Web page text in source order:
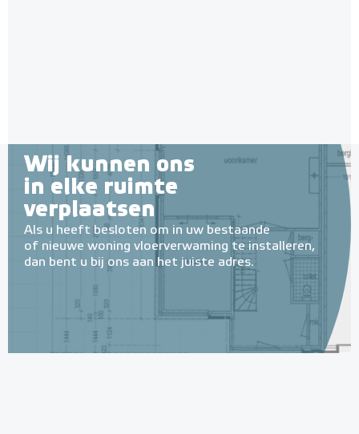
Geïsoleerde Noppenplaten
Wij kunnen ons
in elke ruimte
verplaatsen
Als u heeft besloten om in uw bestaande
of nieuwe woning vloerverwaming te installeren,
dan bent u bij ons aan het juiste adres.